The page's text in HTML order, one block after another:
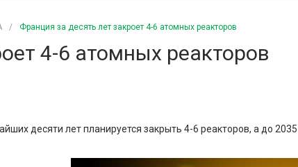
/ Франция за десять лет закроет 4-6 атомных реакторов
4-6 атомных реакторов
десяти лет планируется закрыть 4-6 реакторов, а до 2035